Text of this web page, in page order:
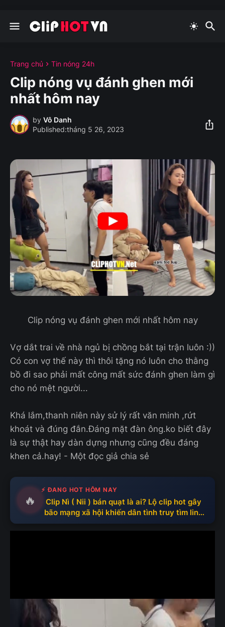
Trang chủ Tin nóng 24h
Clip nóng vụ đánh ghen mới
nhất hôm nay
by Vô Danh
tháng 5 26, 2023
Clip nóng vụ đánh ghen mới nhất hôm nay
Vợ dắt trai về nhà ngủ bị chồng bắt tại trận luôn :))
Có con vợ thế này thì thôi tặng nó luôn cho thằng
bồ đi sao phải mất công mất sức đánh ghen làm gì
cho nó mệt người...
Khá lắm,thanh niên này sử lý rất văn minh ,rứt
khoát và đúng đắn.Đáng mặt đàn ông.ko biết đây
là sự thật hay dàn dựng nhưng cũng đều đáng
khen cả.hay! - Một đọc giả chia sẻ
🔥
⚡ ĐANG HOT HÔM NAY
Clip Nì ( Nii ) bán quạt là ai? Lộ clip hot gây
bão mạng xã hội khiến dân tình truy tìm link
full